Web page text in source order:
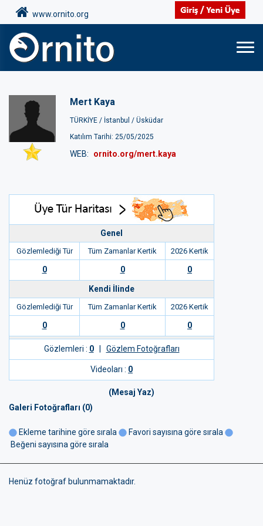
www.ornito.org
Mert Kaya
TÜRKİYE / İstanbul / Üsküdar
Katılım Tarihi: 25/05/2025
WEB: ornito.org/mert.kaya
Genel
Gözlemlediği Tür Tüm Zamanlar Kertik 2026 Kertik
0 0 0
Kendi İlinde
Gözlemlediği Tür Tüm Zamanlar Kertik 2026 Kertik
0 0 0
Gözlemleri : 0| Gözlem Fotoğrafları
Videoları : 0
(Mesaj Yaz)
Galeri Fotoğrafları (0)
Ekleme tarihine göre sırala
Favori sayısına göre sırala
Beğeni sayısına göre sırala
Henüz fotoğraf bulunmamaktadır.